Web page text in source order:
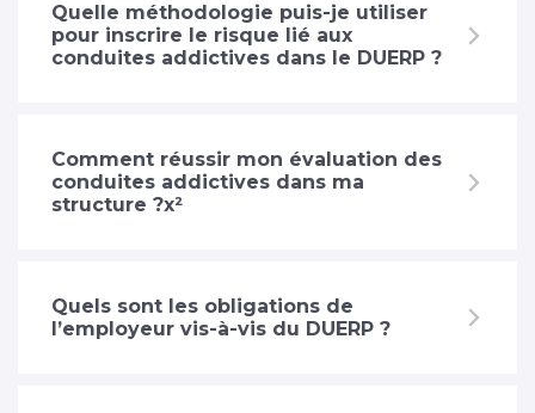
Quelle méthodologie puis-je utiliser
pour inscrire le risque lié aux
conduites addictives dans le DUERP ?
Comment réussir mon évaluation des
conduites addictives dans ma
structure ?x²
Quels sont les obligations de
l’employeur vis-à-vis du DUERP ?